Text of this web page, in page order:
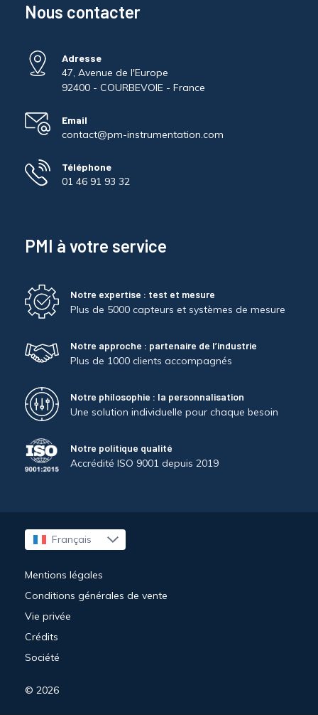
Nous contacter
Adresse
47, Avenue de l'Europe
92400 - COURBEVOIE - France
Email
contact@pm-instrumentation.com
Téléphone
01 46 91 93 32
PMI à votre service
Notre expertise : test et mesure
Plus de 5000 capteurs et systèmes de mesure
Notre approche : partenaire de l’industrie
Plus de 1000 clients accompagnés
Notre philosophie : la personnalisation
Une solution individuelle pour chaque besoin
Notre politique qualité
Accrédité ISO 9001 depuis 2019
Français
English
Mentions légales
Conditions générales de vente
Vie privée
Crédits
Société
© 2026